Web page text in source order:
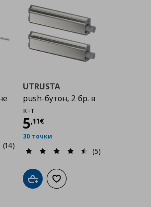
(14)
списъка с любими
UTRUSTA
push-бутон, 2 бр. в
к-т
5,11€
Цена
30 точки
(5)
Добави в кошницата
Добави към списъка с